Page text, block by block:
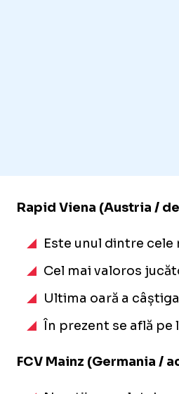
Rapid Viena (Austria /
Este unul dintre
Cel mai valoros
Ultima oară a
În prezent se află
FCV Mainz (Germania /